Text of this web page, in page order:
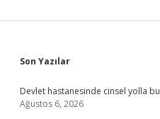
Sidebar
Son Yazılar
Devlet hastanesinde cinsel yolla
Ağustos 6, 2026